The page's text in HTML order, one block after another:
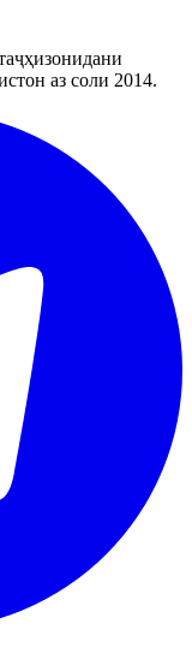
аз соли 2014.